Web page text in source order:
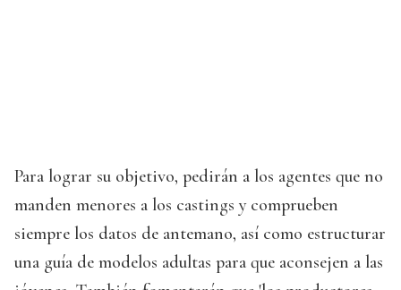
Para lograr su objetivo, pedirán a los agentes que no
manden menores a los castings y comprueben
siempre los datos de antemano, así como estructurar
una guía de modelos adultas para que aconsejen a las